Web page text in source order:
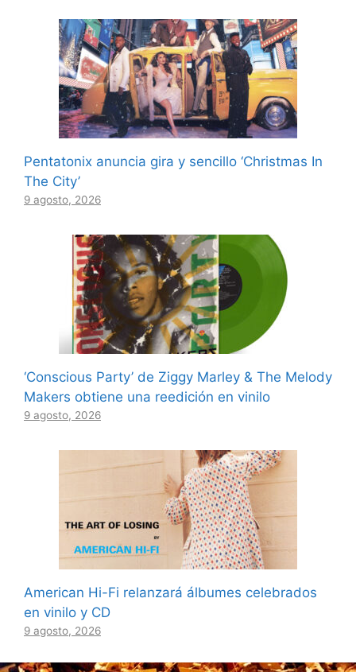
Pentatonix anuncia gira y sencillo ‘Christmas In
The City’
9 agosto, 2026
‘Conscious Party’ de Ziggy Marley & The Melody
Makers obtiene una reedición en vinilo
9 agosto, 2026
American Hi-Fi relanzará álbumes celebrados
en vinilo y CD
9 agosto, 2026